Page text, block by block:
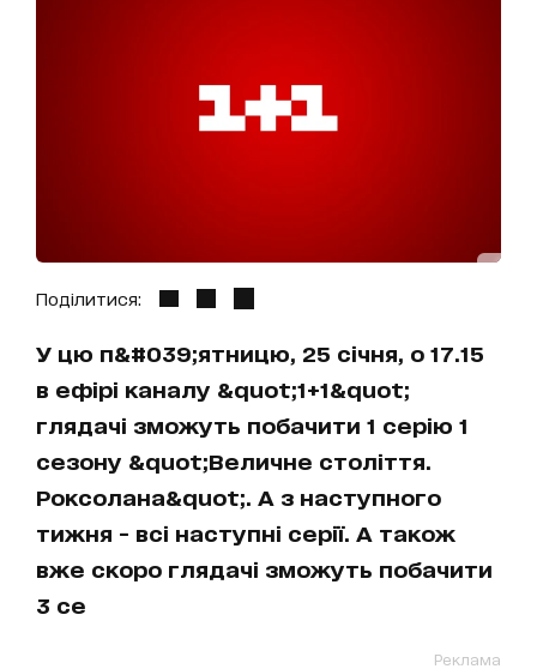
Поділитися:
У цю п&#039;ятницю, 25 січня, о 17.15
в ефірі каналу &quot;1+1&quot;
глядачі зможуть побачити 1 серію 1
сезону &quot;Величне століття.
Роксолана&quot;. А з наступного
тижня - всі наступні серії. А також
вже скоро глядачі зможуть побачити
3 се
Реклама